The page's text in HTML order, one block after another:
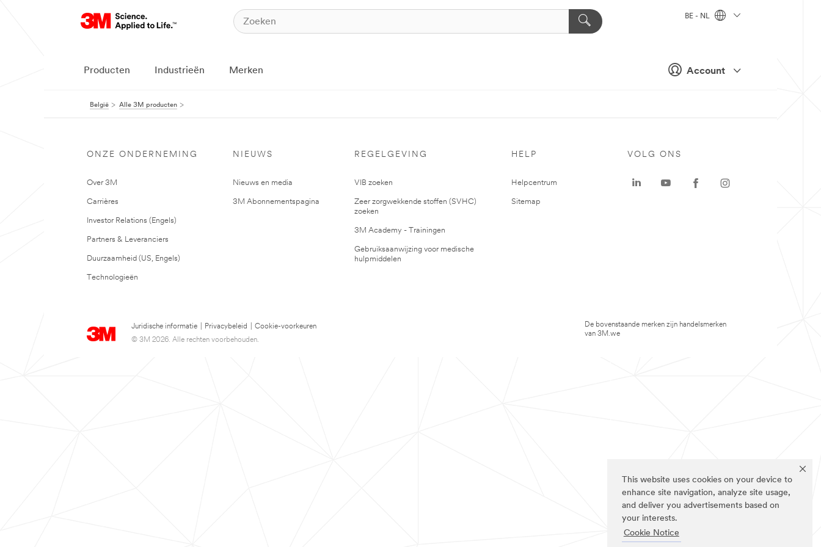
This website uses cookies on your device to
enhance site navigation, analyze site usage,
and deliver you advertisements based on
your interests.
Cookie Notice
Account
BE - NL
Producten Industrieën Merken
België Alle 3M producten
ONZE ONDERNEMING
Over 3M
Carrières
Investor Relations (Engels)
Partners & Leveranciers
Duurzaamheid (US, Engels)
Technologieën
NIEUWS
Nieuws en media
3M Abonnementspagina
REGELGEVING
VIB zoeken
Zeer zorgwekkende stoffen (SVHC)
zoeken
3M Academy - Trainingen
Gebruiksaanwijzing voor medische
hulpmiddelen
HELP
Helpcentrum
Sitemap
Juridische informatie Privacybeleid
Cookie-voorkeuren
© 3M 2026. Alle rechten voorbehouden.
VOLG ONS
De bovenstaande merken zijn handelsmerken
van 3M.we